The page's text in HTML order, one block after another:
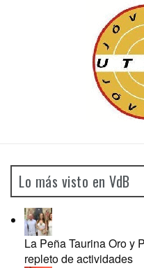
Lo más visto en VdB
La Peña Taurina Oro y
repleto de actividades